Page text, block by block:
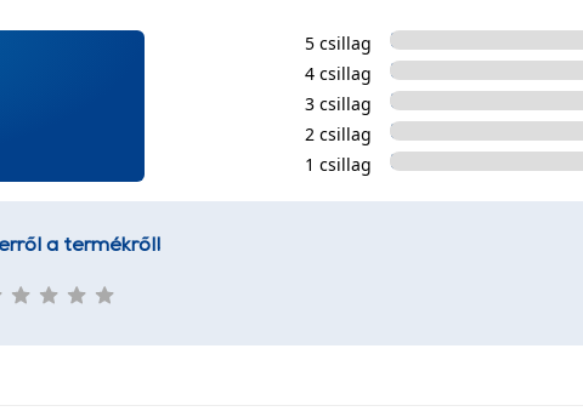
5 csillag
4 csillag
3 csillag
2 csillag
1 csillag
a termékről!